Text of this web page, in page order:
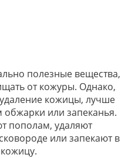
полезные вещества,
от кожуры. Однако,
удаление кожицы, лучше
обжарки или запеканья.
пополам, удаляют
или запекают в